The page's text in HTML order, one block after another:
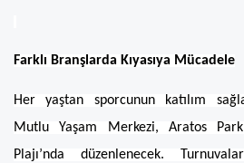
Farklı Branşlarda Kıyasıya Mücadele
Her yaştan sporcunun katılım
Mutlu Yaşam Merkezi, Aratos
Plajı’nda düzenlenecek.